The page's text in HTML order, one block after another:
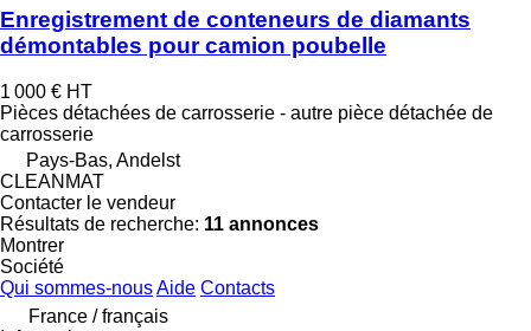
Enregistrement de conteneurs de diamants
démontables pour camion poubelle
1 000 € HT
Pièces détachées de carrosserie - autre pièce détachée de
carrosserie
Pays-Bas, Andelst
CLEANMAT
Contacter le vendeur
Résultats de recherche: 11 annonces
Montrer
Société
Qui sommes-nousAide Contacts
France / français